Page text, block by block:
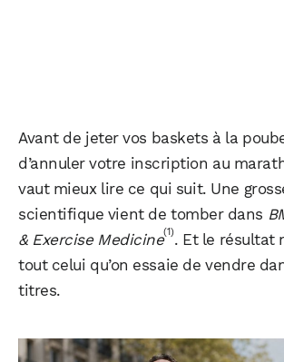
Avant de jeter vos baskets à la
d’annuler votre inscription au
vaut mieux lire ce qui suit. Une
scientifique vient de tomber dans
& Exercise Medicine(1). Et le résultat
tout celui qu’on essaie de vendre
titres.